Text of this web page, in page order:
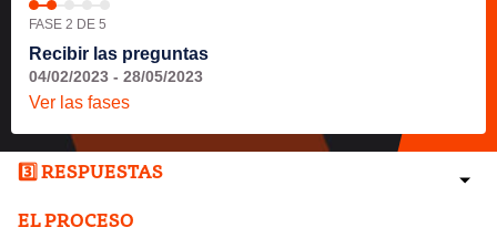
FASE 2 DE 5
Recibir las preguntas
04/02/2023 - 28/05/2023
Ver las fases
3️⃣ RESPUESTAS
EL PROCESO